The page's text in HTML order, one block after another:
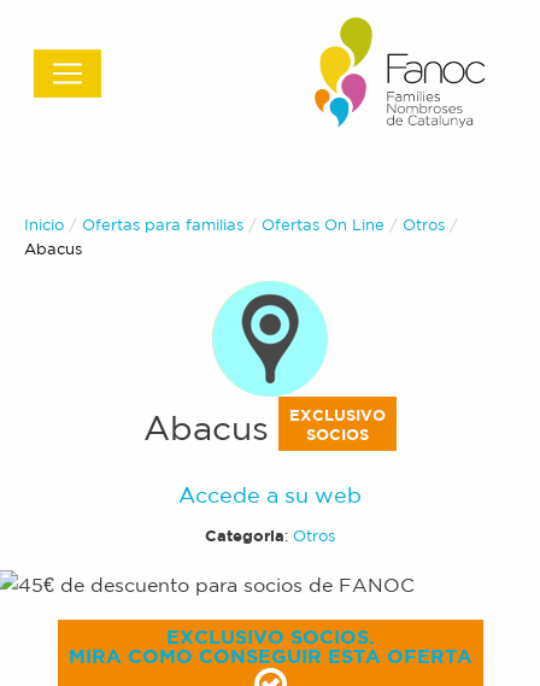
Inicio Ofertas para familias Ofertas On Line
Otros
Actual:
Abacus
Abacus
EXCLUSIVO
SOCIOS
Accede a su web
Categoria: Otros
EXCLUSIVO SOCIOS.
MIRA COMO CONSEGUIR ESTA OFERTA